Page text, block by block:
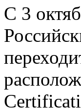
С 3